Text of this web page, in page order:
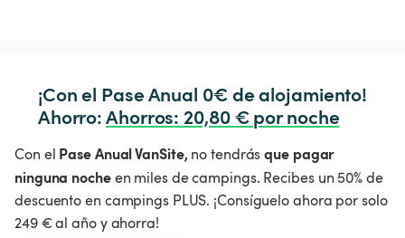
¡Con el Pase Anual 0€ de alojamiento!
Ahorro: Ahorros: 20,80 € por noche
Con el Pase Anual VanSite, no tendrásque pagar
ninguna nocheen miles de campings. Recibes un 50% de
descuento en campings PLUS. ¡Consíguelo ahora por solo
249 € al año y ahorra!